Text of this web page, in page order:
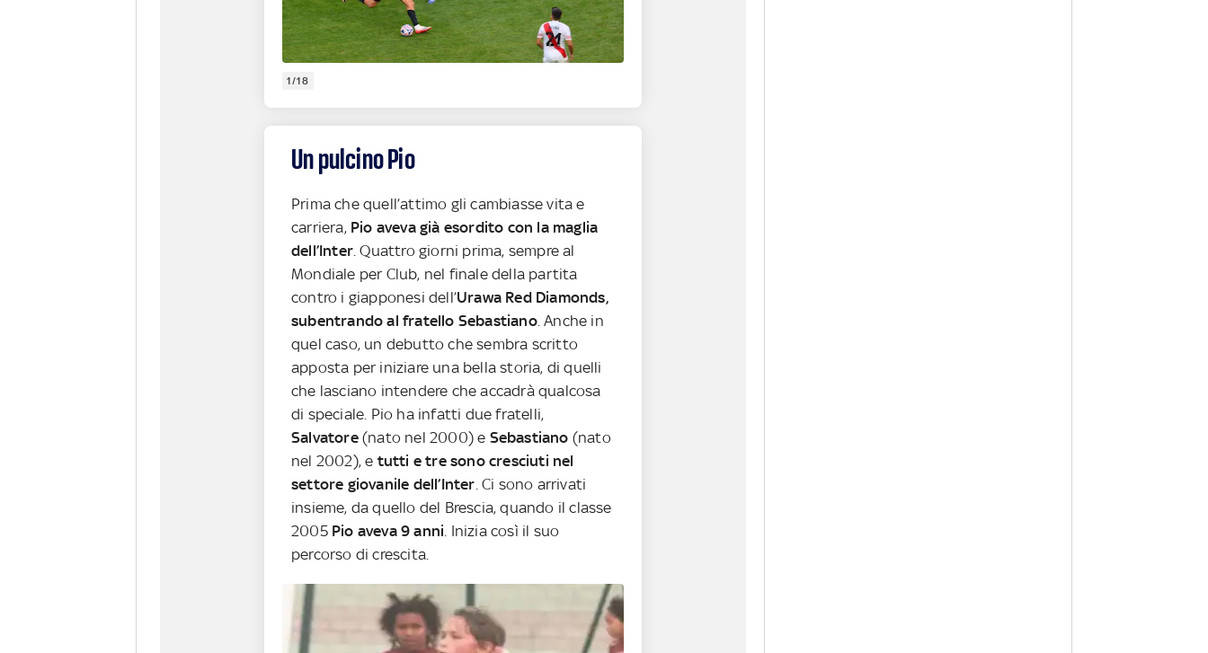
1/18
Un pulcino Pio
Prima che quell’attimo gli cambiasse vita e
carriera, Pio aveva già esordito con la maglia
dell’Inter. Quattro giorni prima, sempre al
Mondiale per Club, nel finale della partita
contro i giapponesi dell’Urawa Red Diamonds,
subentrando al fratello Sebastiano. Anche in
quel caso, un debutto che sembra scritto
apposta per iniziare una bella storia, di quelli
che lasciano intendere che accadrà qualcosa
di speciale. Pio ha infatti due fratelli,
Salvatore (nato nel 2000) e Sebastiano (nato
nel 2002), e tutti e tre sono cresciuti nel
settore giovanile dell’Inter. Ci sono arrivati
insieme, da quello del Brescia, quando il classe
2005 Pio aveva 9 anni. Inizia così il suo
percorso di crescita.